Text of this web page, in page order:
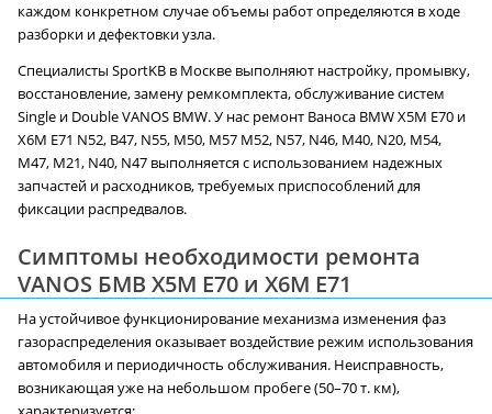
каждом конкретном случае объемы работ определяются в ходе
разборки и дефектовки узла.
Специалисты SportKB в Москве выполняют настройку, промывку,
восстановление, замену ремкомплекта, обслуживание систем
Single и Double VANOS BMW. У нас ремонт Ваноса BMW X5M E70 и
X6M E71 N52, B47, N55, M50, M57 M52, N57, N46, M40, N20, M54,
M47, M21, N40, N47 выполняется с использованием надежных
запчастей и расходников, требуемых приспособлений для
фиксации распредвалов.
Симптомы необходимости ремонта
VANOS БМВ X5M E70 и X6M E71
На устойчивое функционирование механизма изменения фаз
газораспределения оказывает воздействие режим использования
автомобиля и периодичность обслуживания. Неисправность,
возникающая уже на небольшом пробеге (50–70 т. км),